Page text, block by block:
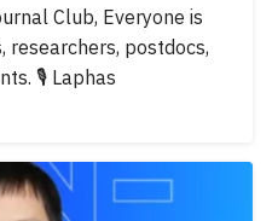
Club, Everyone is
postdocs,
🎙️ Laphas